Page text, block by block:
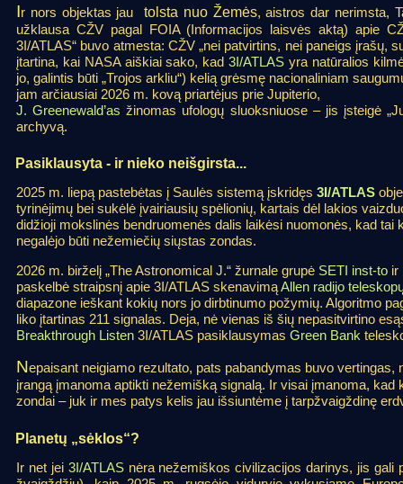
Ir nors objektas jau tolsta nuo Žemės, aistros dar nerimsta,
užklausa CŽV pagal FOIA (Informacijos laisvės aktą) apie
3I/ATLAS“ buvo atmesta: CŽV „nei patvirtins, nei paneigs įrašų,
įtartina, kai NASA aiškiai sako, kad3I/ATLAS yra natūralios
jo, galintis būti „Trojos arkliu“) kelią grėsmę nacionaliniam
jam arčiausiai 2026 m. kovą priartėjus prie Jupiterio,
J. Greenewald’as žinomas ufologų sluoksniuose – jis įsteigė
archyvą.
Pasiklausyta - ir nieko neišgirsta...
2025 m. liepą pastebėtas į Saulės sistemą įskridęs 3I/ATLAS
tyrinėjimų bei sukėlė įvairiausių spėlionių, kartais dėl lakios
didžioji mokslinės bendruomenės dalis laikėsi nuomonės, kad tai
negalėjo būti nežemiečių siųstas zondas.
2026 m. birželį „The Astronomical J.“ žurnale grupė SETI inst-to ir
paskelbė straipsnį apie 3I/ATLAS skenavimąAllen radijo
diapazone ieškant kokių nors jo dirbtinumo požymių. Algoritmo
liko įtartinas 211 signalas. Deja, nė vienas iš šių nepasitvirtino
Breakthrough Listen 3I/ATLAS pasiklausymas Green Bank
Nepaisant neigiamo rezultato, pats pabandymas buvo vertingas,
įrangą įmanoma aptikti nežemišką signalą. Ir visai įmanoma,
zondai – juk ir mes patys kelis jau išsiuntėme į tarpžvaigždinę
Planetų „sėklos“?
Ir net jei 3I/ATLASnėra nežemiškos civilizacijos darinys, jis gali